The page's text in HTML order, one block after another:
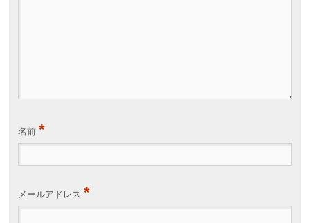
名前 *
メールアドレス *